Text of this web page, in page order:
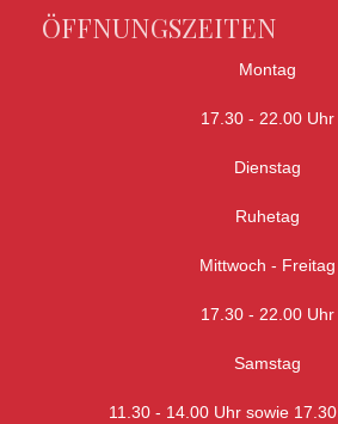
ÖFFNUNGSZEITEN
Montag
17.30 - 22.00 Uhr
Dienstag
Ruhetag
Mittwoch - Freitag
17.30 - 22.00 Uhr
Samstag
11.30 - 14.00 Uhr sowie